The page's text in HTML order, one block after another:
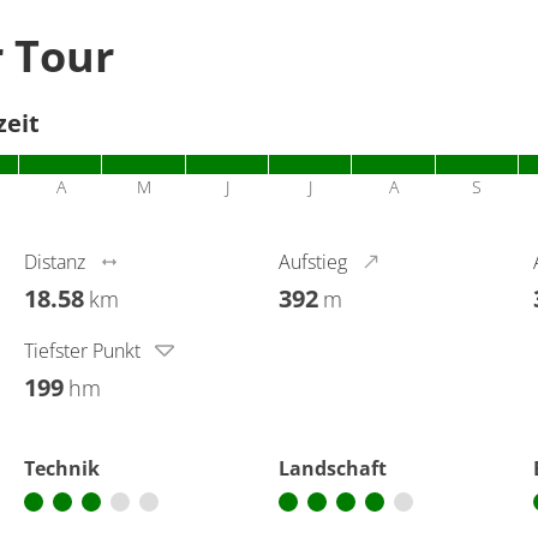
Tour
A M J J A S
Distanz
18.58 km
Aufstieg
392 m
Tiefster Punkt
199 hm
Technik Landschaft